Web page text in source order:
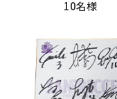
10名様